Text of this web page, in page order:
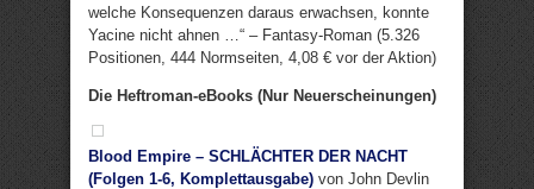
welche Konsequenzen daraus erwachsen, konnte
Yacine nicht ahnen …“ – Fantasy-Roman (5.326
Positionen, 444 Normseiten, 4,08 € vor der Aktion)
Die Heftroman-eBooks (Nur Neuerscheinungen)
Blood Empire – SCHLÄCHTER DER NACHT
(Folgen 1-6, Komplettausgabe) von John Devlin